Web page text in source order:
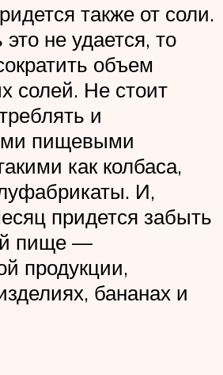
также от соли.
не удается, то
объем
солей. Не стоит
и
пищевыми
как колбаса,
И,
придется забыть
пище —
продукции,
бананах и